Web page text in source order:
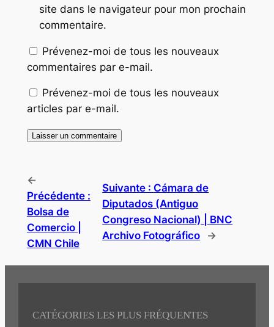
site dans le navigateur pour mon prochain
commentaire.
Prévenez-moi de tous les nouveaux
commentaires par e-mail.
Prévenez-moi de tous les nouveaux
articles par e-mail.
←
Précédente :
Bolsa de
Comercio |
CMN Chile
Suivante : Cámara de
Diputados (Antiguo
Congreso Nacional) | BNC
Archivo Fotográfico
→
CATÉGORIES LES PLUS FRÉQUENTES